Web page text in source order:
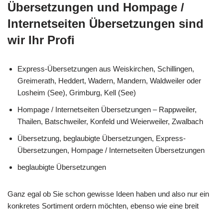
Übersetzungen und Hompage /
Internetseiten Übersetzungen sind
wir Ihr Profi
Express-Übersetzungen aus Weiskirchen, Schillingen,
Greimerath, Heddert, Wadern, Mandern, Waldweiler oder
Losheim (See), Grimburg, Kell (See)
Hompage / Internetseiten Übersetzungen – Rappweiler,
Thailen, Batschweiler, Konfeld und Weierweiler, Zwalbach
Übersetzung, beglaubigte Übersetzungen, Express-
Übersetzungen, Hompage / Internetseiten Übersetzungen
beglaubigte Übersetzungen
Ganz egal ob Sie schon gewisse Ideen haben und also nur ein
konkretes Sortiment ordern möchten, ebenso wie eine breit